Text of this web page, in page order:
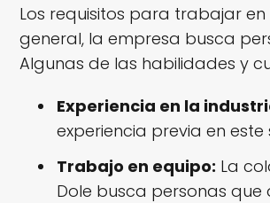
Los requisitos para trabajar
general, la empresa busca
Algunas de las habilidades y
Experiencia en la
experiencia previa en
Trabajo en equipo: La
Dole busca personas